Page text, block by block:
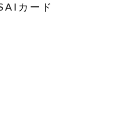
カード